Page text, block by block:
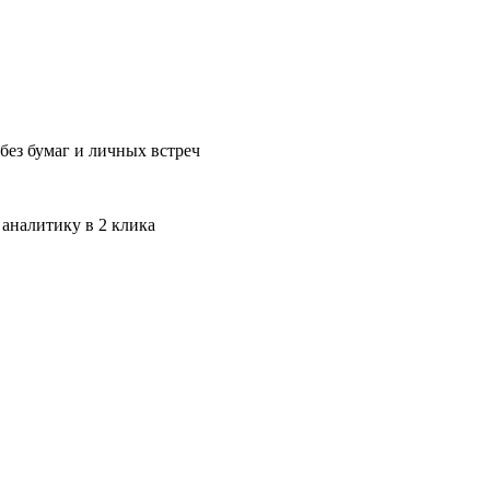
бумаг и личных встреч
в 2 клика